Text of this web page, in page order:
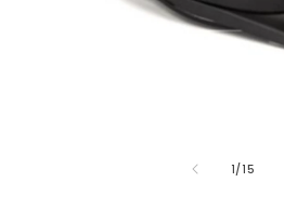
1/ de
15